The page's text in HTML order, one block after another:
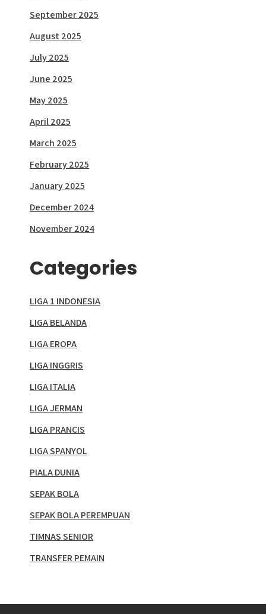
September 2025
August 2025
July 2025
June 2025
May 2025
April 2025
March 2025
February 2025
January 2025
December 2024
November 2024
Categories
LIGA 1 INDONESIA
LIGA BELANDA
LIGA EROPA
LIGA INGGRIS
LIGA ITALIA
LIGA JERMAN
LIGA PRANCIS
LIGA SPANYOL
PIALA DUNIA
SEPAK BOLA
SEPAK BOLA PEREMPUAN
TIMNAS SENIOR
TRANSFER PEMAIN